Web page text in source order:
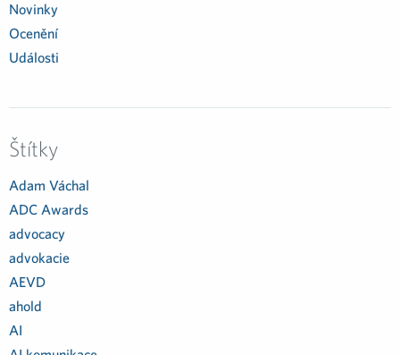
Novinky
Ocenění
Události
Štítky
Adam Váchal
ADC Awards
advocacy
advokacie
AEVD
ahold
AI